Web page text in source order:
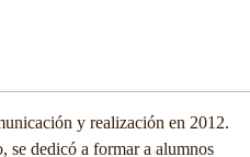
y realización en 2012.
se dedicó a formar a alumnos